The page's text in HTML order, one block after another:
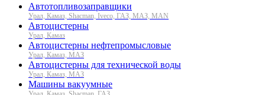
Автотопливозаправщики
Урал, Камаз, Shacman, Iveco, ГАЗ, МАЗ, MAN
Автоцистерны
Урал, Камаз
Автоцистерны нефтепромысловые
Урал, Камаз, МАЗ
Автоцистерны для технической воды
Урал, Камаз, МАЗ
Машины вакуумные